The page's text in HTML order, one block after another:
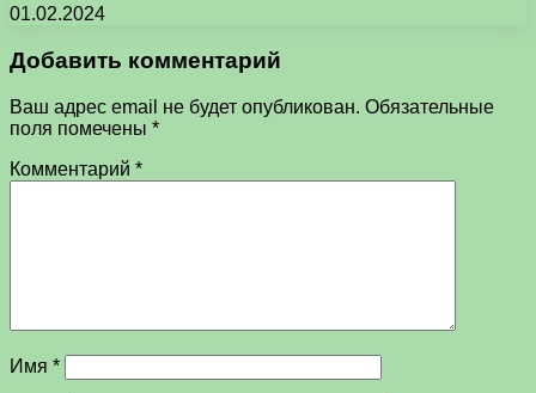
01.02.2024
Добавить комментарий
Ваш адрес email не будет опубликован. Обязательные
поля помечены *
Комментарий *
Имя *